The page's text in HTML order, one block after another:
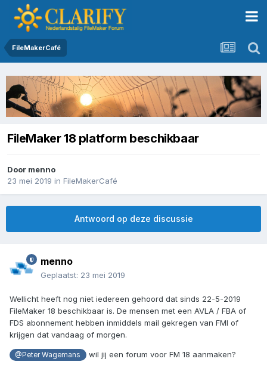
FileMakerCafé
FileMaker 18 platform beschikbaar
Door menno
23 mei 2019 in FileMakerCafé
Antwoord op deze discussie
menno
Geplaatst: 23 mei 2019
Wellicht heeft nog niet iedereen gehoord dat sinds 22-5-2019
FileMaker 18 beschikbaar is. De mensen met een AVLA / FBA of
FDS abonnement hebben inmiddels mail gekregen van FMI of
krijgen dat vandaag of morgen.
@Peter Wagemans wil jij een forum voor FM 18 aanmaken?